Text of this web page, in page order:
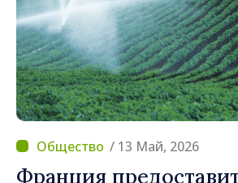
/ 13 Май, 2026
Франция